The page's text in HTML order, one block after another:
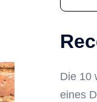
Die 10
eines